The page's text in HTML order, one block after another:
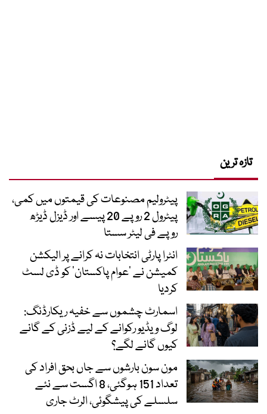
تازہ ترین
پیٹرولیم مصنوعات کی قیمتوں میں کمی،
پیٹرول 2 روپے 20 پیسے اور ڈیزل ڈیڑھ
روپے فی لیٹر سستا
انٹرا پارٹی انتخابات نہ کرانے پر الیکشن
کمیشن نے ’عوام پاکستان‘ کو ڈی لسٹ
کردیا
اسمارٹ چشموں سے خفیہ ریکارڈنگ:
لوگ ویڈیو رکوانے کے لیے ڈزنی کے گانے
کیوں گانے لگے؟
مون سون بارشوں سے جاں بحق افراد کی
تعداد 151 ہوگئی، 8 اگست سے نئے
سلسلے کی پیشگوئی، الرٹ جاری